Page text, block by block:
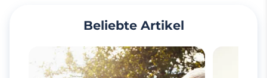
Beliebte Artikel